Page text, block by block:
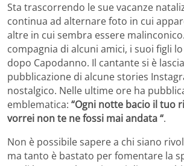
Sta trascorrendo le sue vacanze
continua ad alternare foto in cui
altre in cui sembra essere
compagnia di alcuni amici, i suoi figli
dopo Capodanno. Il cantante si è
pubblicazione di alcune stories
nostalgico. Nelle ultime ore ha
emblematica: “Ogni notte bacio il tuo
vorrei non te ne fossi mai andata “.
Non è possibile sapere a chi siano
ma tanto è bastato per fomentare la